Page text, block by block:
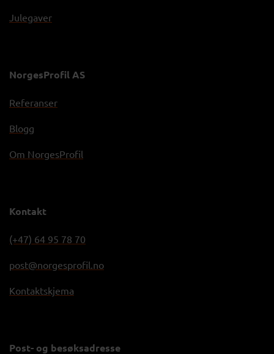
Julegaver
NorgesProfil AS
Referanser
Blogg
Om NorgesProfil
Kontakt
(+47) 64 95 78 70
post@norgesprofil.no
Kontaktskjema
Post- og besøksadresse